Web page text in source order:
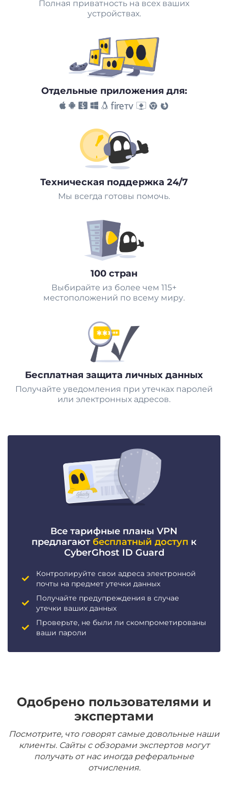
Полная приватность на всех ваших
устройствах.
Отдельные приложения для:
Техническая поддержка 24/7
Мы всегда готовы помочь.
100 стран
Выбирайте из более чем 115+
местоположений по всему миру.
Бесплатная защита личных данных
Получайте уведомления при утечках паролей
или электронных адресов.
Все тарифные планы VPN
предлагают бесплатный доступ к
CyberGhost ID Guard
Контролируйте свои адреса электронной
почты на предмет утечки данных
Получайте предупреждения в случае
утечки ваших данных
Проверьте, не были ли скомпрометированы
ваши пароли
Одобрено пользователями и
экспертами
Посмотрите, что говорят самые довольные наши
клиенты. Сайты с обзорами экспертов могут
получать от нас иногда реферальные
отчисления.